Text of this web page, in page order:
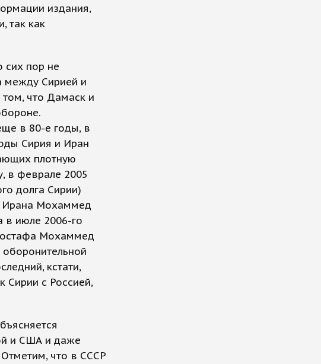
издания,
так как
сих пор не
между Сирией и
что Дамаск и
в 80-е годы, в
Сирия и Иран
плотную
в феврале 2005
долга Сирии)
Ирана Мохаммед
в июле 2006-го
Мохаммед
кстати,
Сирии с Россией,
и США и даже
что в СССР